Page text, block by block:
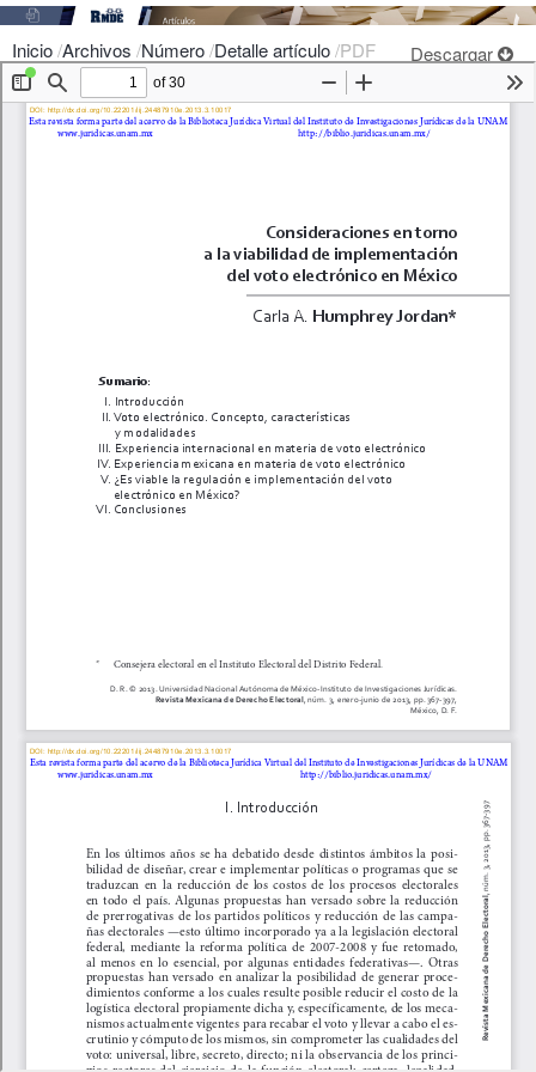
Inicio/Archivos /Número/Detalle artículo/PDF Descargar